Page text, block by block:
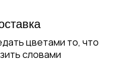
цветами то, что
словами